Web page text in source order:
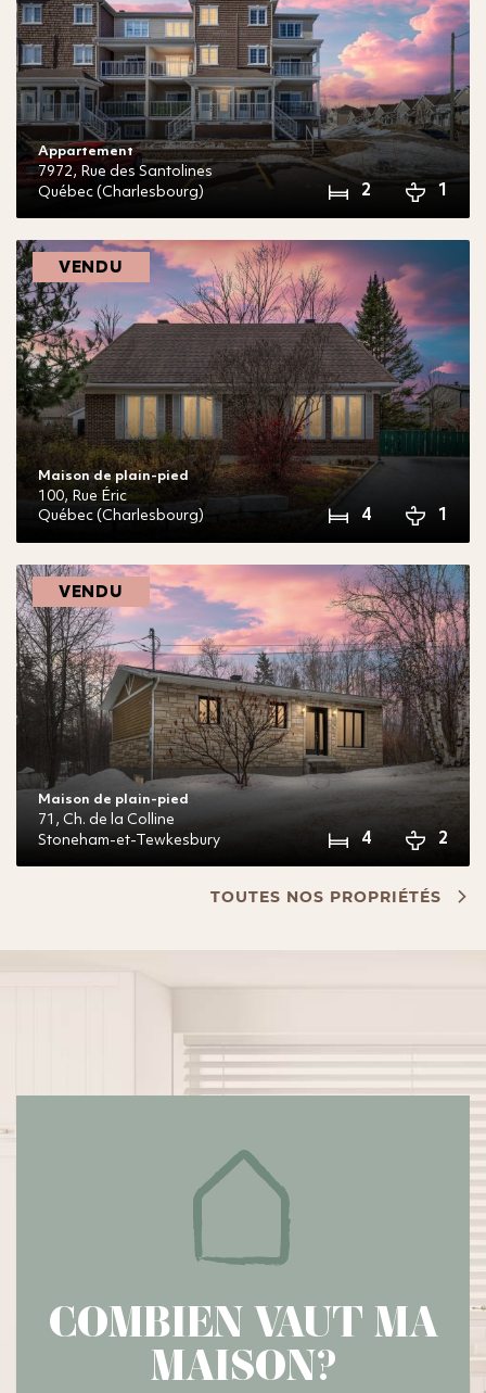
Appartement
7972, Rue des Santolines
Québec (Charlesbourg)
2 1
VENDU
Maison de plain-pied
100, Rue Éric
Québec (Charlesbourg)
4 1
VENDU
Maison de plain-pied
71, Ch. de la Colline
Stoneham-et-Tewkesbury
4 2
TOUTES NOS PROPRIÉTÉS
COMBIEN VAUT MA
MAISON?